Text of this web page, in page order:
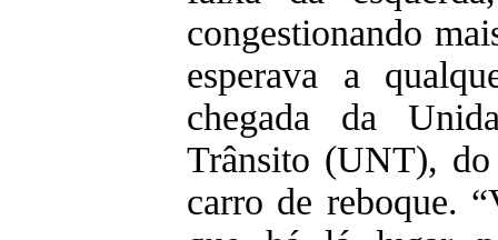
congestionando
esperava a
chegada da
Trânsito (UNT),
carro de reboque.